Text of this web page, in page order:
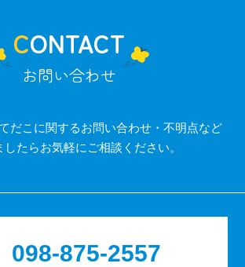
CONTACT
お問い合わせ
だこに関するお問い合わせ・不明点など
したらお気軽にご相談ください。
098-875-2557